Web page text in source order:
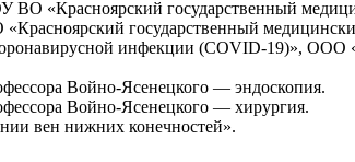
«Красноярский государственный
государственный
инфекции (COVID-19)», ООО
Войно-Ясенецкого — эндоскопия.
Войно-Ясенецкого — хирургия.
вен нижних конечностей».